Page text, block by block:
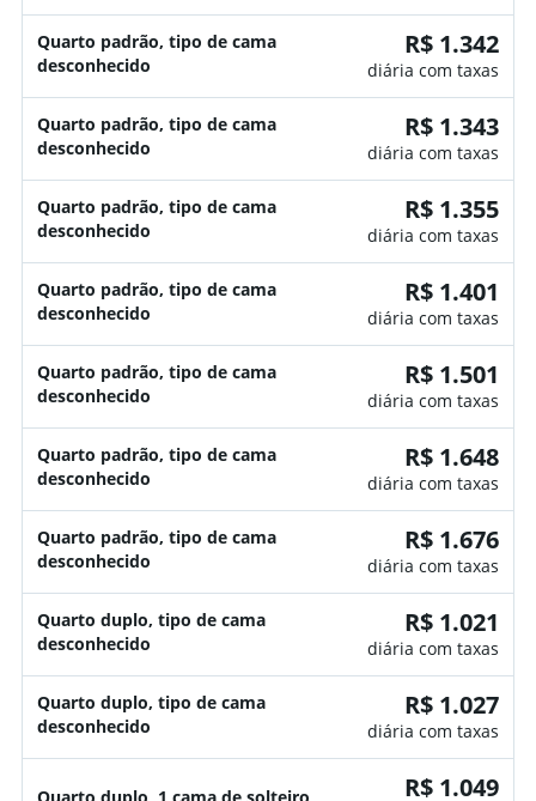
Quarto padrão, tipo de cama
desconhecido
R$ 1.342
diária com taxas
Quarto padrão, tipo de cama
desconhecido
R$ 1.343
diária com taxas
Quarto padrão, tipo de cama
desconhecido
R$ 1.355
diária com taxas
Quarto padrão, tipo de cama
desconhecido
R$ 1.401
diária com taxas
Quarto padrão, tipo de cama
desconhecido
R$ 1.501
diária com taxas
Quarto padrão, tipo de cama
desconhecido
R$ 1.648
diária com taxas
Quarto padrão, tipo de cama
desconhecido
R$ 1.676
diária com taxas
Quarto duplo, tipo de cama
desconhecido
R$ 1.021
diária com taxas
Quarto duplo, tipo de cama
desconhecido
R$ 1.027
diária com taxas
R$ 1.049